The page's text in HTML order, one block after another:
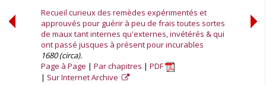
Recueil curieux des remèdes expérimentés et
approuvés pour guérir à peu de frais toutes sortes
de maux tant internes qu'externes, invétérés & qui
ont passé jusques à présent pour incurables
1680 (circa).
Page à Page
Par chapitres
PDF
Sur Internet Archive